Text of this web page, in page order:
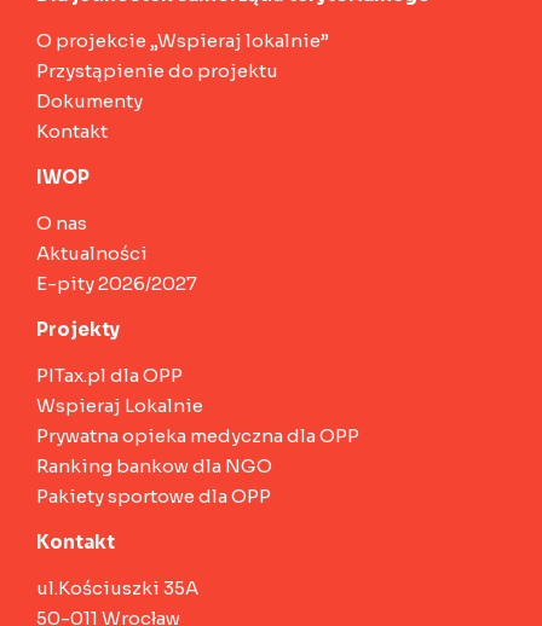
O projekcie „Wspieraj lokalnie”
Przystąpienie do projektu
Dokumenty
Kontakt
IWOP
O nas
Aktualności
E-pity 2026/2027
Projekty
PITax.pl dla OPP
Wspieraj Lokalnie
Prywatna opieka medyczna dla OPP
Ranking bankow dla NGO
Pakiety sportowe dla OPP
Kontakt
ul.Kościuszki 35A
50-011 Wrocław